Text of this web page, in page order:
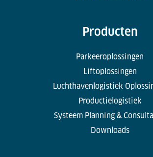
Producten
Parkeeroplossingen
Liftoplossingen
Luchthavenlogistiek
Productielogistiek
Systeem Planning &
Downloads